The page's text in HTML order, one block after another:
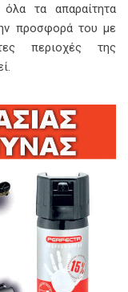
τα απαραίτητα
προσφορά του με
περιοχές της